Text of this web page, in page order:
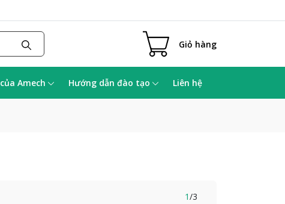
Giỏ hàng
Amech Hướng dẫn đào tạo Liên hệ
1/3